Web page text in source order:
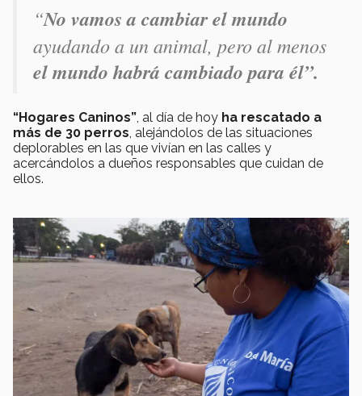
“No vamos a cambiar el mundo
ayudando a un animal, pero al menos
el mundo habrá cambiado para él”.
“Hogares Caninos” , al día de hoy ha rescatado a
más de 30 perros , alejándolos de las situaciones
deplorables en las que vivían en las calles y
acercándolos a dueños responsables que cuidan de
ellos.